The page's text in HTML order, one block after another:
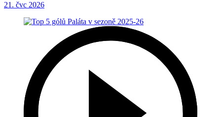
21. čvc 2026